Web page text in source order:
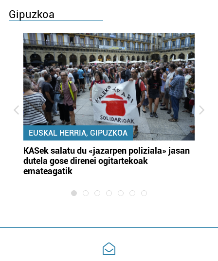
Gipuzkoa
EUSKAL HERRIA, GIPUZKOA
KASek salatu du «jazarpen poliziala» jasan
dutela gose direnei ogitartekoak
emateagatik